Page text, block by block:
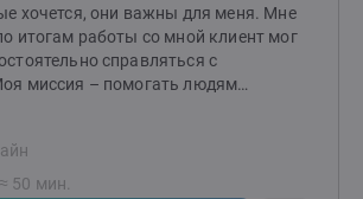
хочется, они важны для меня. Мне
итогам работы со мной клиент мог
справляться с
миссия – помогать людям
то буду рада видеть вас на
Я работаю индивидуально и в паре от
50 мин.